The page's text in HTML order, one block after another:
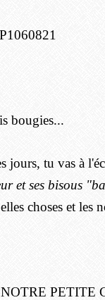
bougies...
jours, tu vas à
et ses bisous
choses et les
PETITE